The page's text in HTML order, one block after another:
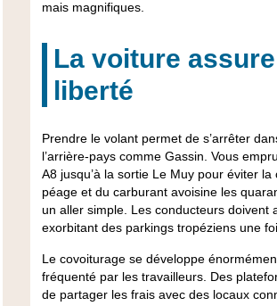
mais magnifiques.
La voiture
liberté
Prendre le volant permet de s’arrêter
l’arrière-pays comme Gassin. Vous
A8 jusqu’à la sortie Le Muy pour éviter la
péage et du carburant avoisine les
un aller simple. Les conducteurs doivent
exorbitant des parkings tropéziens une
Le covoiturage se développe
fréquenté par les travailleurs. Des
de partager les frais avec des locaux